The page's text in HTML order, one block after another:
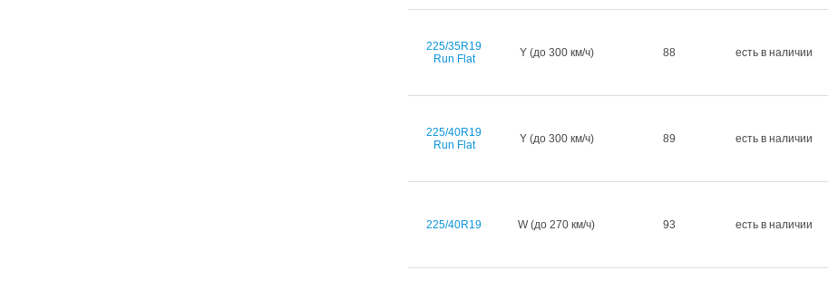
225/35R19
Run Flat
Y (до 300 км/ч) 88 есть в наличии
225/40R19
Run Flat
Y (до 300 км/ч) 89 есть в наличии
225/40R19 W (до 270 км/ч) 93 есть в наличии